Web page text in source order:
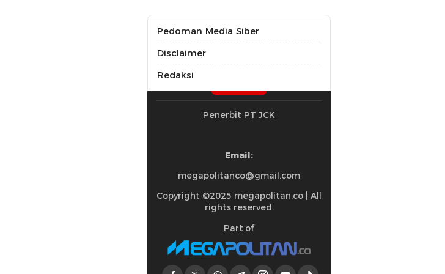
Pedoman Media Siber
Disclaimer
Redaksi
Penerbit PT JCK
Email:
megapolitanco@gmail.com
Copyright ©2025 megapolitan.co | All
rights reserved.
Part of